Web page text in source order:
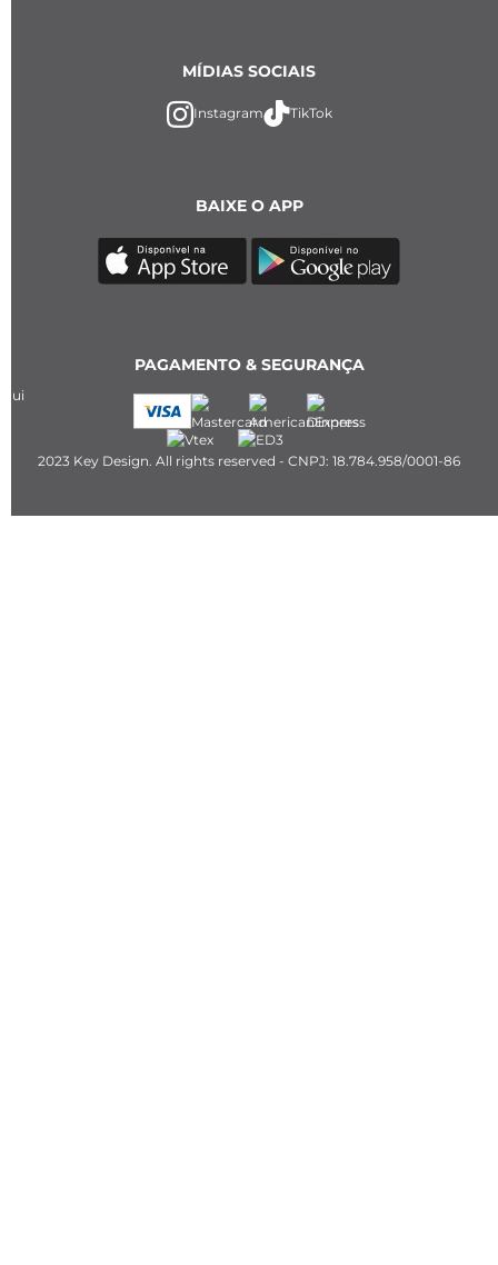
BAIXE O APP
MÍDIAS SOCIAIS
Instagram TikTok
PAGAMENTO & SEGURANÇA
2023 Key Design. All rights reserved - CNPJ: 18.784.958/0001-86